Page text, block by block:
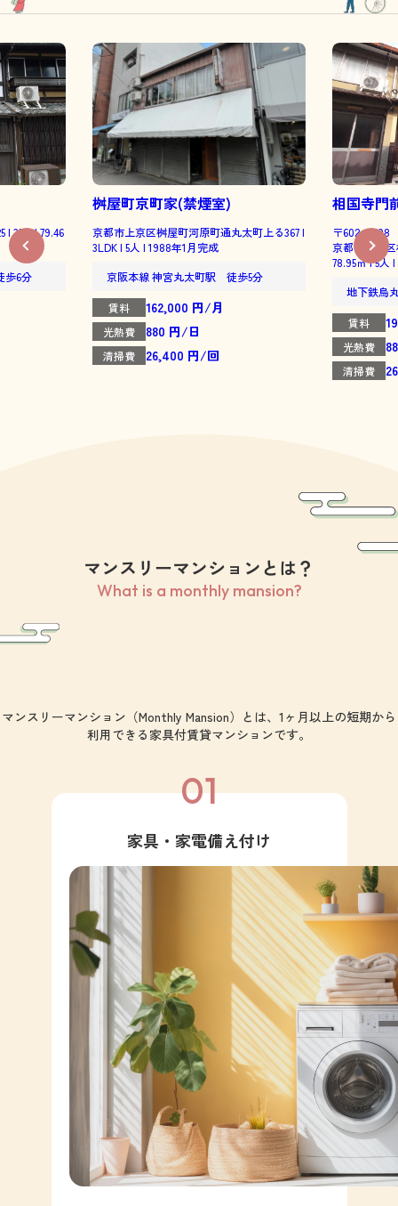
| 3DK | 79.46
6分
桝屋町京町家(禁煙室)
京都市上京区桝屋町河原町通丸太町上る367 |
3LDK | 5人 | 1988年1月完成
京阪本線 神宮丸太町駅 徒歩5分
賃料 162,000 円/月
光熱費 880 円/日
清掃費 26,400 円/回
相国寺門
〒602-0898
京都市上京
78.95㎡ | 5人
地下鉄烏
賃料
光熱費
清掃費
マンスリーマンションとは？
What is a monthly mansion?
マンスリーマンション（Monthly Mansion）とは、1ヶ月以上の短期から
利用できる家具付賃貸マンションです。
01
家具・家電備え付け